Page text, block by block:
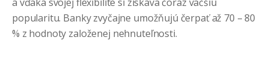
popularitu. Banky zvyčajne umožňujú čerpať až 70 – 80
% z hodnoty založenej nehnuteľnosti.